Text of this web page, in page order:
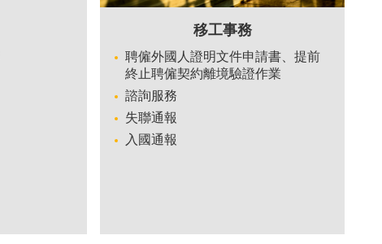
移工事務
聘僱外國人證明文件申請書、提前
終止聘僱契約離境驗證作業
諮詢服務
失聯通報
入國通報